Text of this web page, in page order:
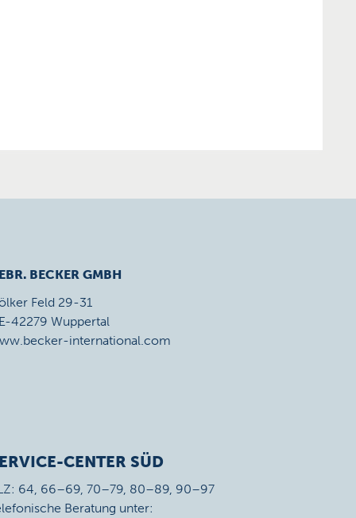
BECKER GMBH
Feld 29-31
42279 Wuppertal
international.com
CENTER SÜD
64, 66–69, 70–79, 80–89, 90–97
Beratung unter: